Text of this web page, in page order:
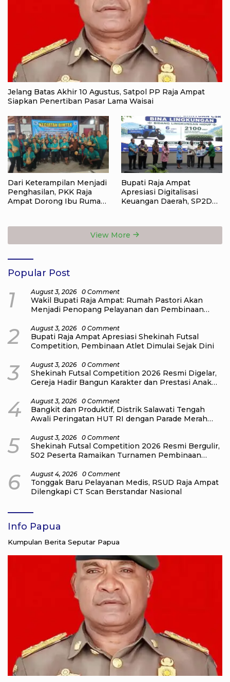
Jelang Batas Akhir 10 Agustus, Satpol PP Raja Ampat
Siapkan Penertiban Pasar Lama Waisai
Dari Keterampilan Menjadi
Penghasilan, PKK Raja
Ampat Dorong Ibu Rumah
Bupati Raja Ampat
Apresiasi Digitalisasi
Keuangan Daerah, SP2D
View More
Popular Post
1 August 3, 2026 0 Comment
Wakil Bupati Raja Ampat: Rumah Pastori Akan
Menjadi Penopang Pelayanan dan Pembinaan
2 August 3, 2026 0 Comment
Bupati Raja Ampat Apresiasi Shekinah Futsal
Competition, Pembinaan Atlet Dimulai Sejak Dini
3 August 3, 2026 0 Comment
Shekinah Futsal Competition 2026 Resmi Digelar,
Gereja Hadir Bangun Karakter dan Prestasi Anak
4 August 3, 2026 0 Comment
Bangkit dan Produktif, Distrik Salawati Tengah
Awali Peringatan HUT RI dengan Parade Merah
5 August 3, 2026 0 Comment
Shekinah Futsal Competition 2026 Resmi Bergulir,
502 Peserta Ramaikan Turnamen Pembinaan
6 August 4, 2026 0 Comment
Tonggak Baru Pelayanan Medis, RSUD Raja Ampat
Dilengkapi CT Scan Berstandar Nasional
Info Papua
Kumpulan Berita Seputar Papua